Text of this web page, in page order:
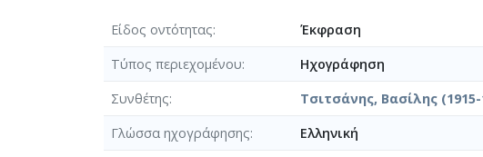
Είδος οντότητας
Έκφραση
Τύπος περιεχομένου
Ηχογράφηση
Συνθέτης
Τσιτσάνης, Βασίλης (1915-
Γλώσσα ηχογράφησης
Ελληνική